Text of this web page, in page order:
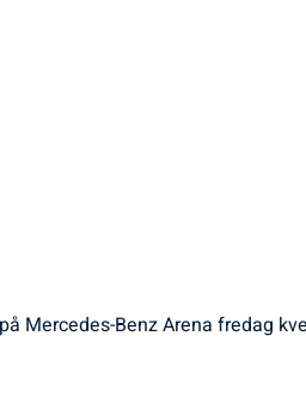
Mercedes-Benz Arena fredag